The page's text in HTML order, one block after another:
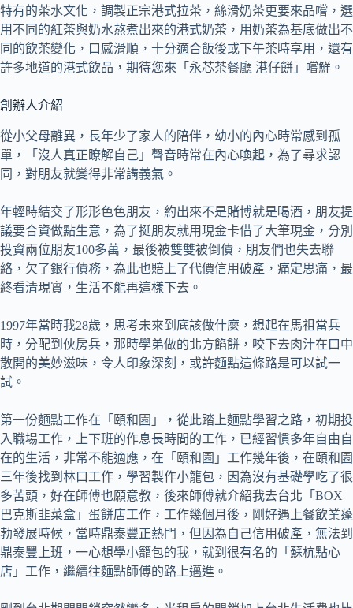
特有的茶水文化，調製正宗港式拉茶，絲滑奶茶更要來品嚐，選
用不同的紅茶與奶水熬煮出來的港式奶茶，用奶茶為基底做出不
同的飲茶變化，口感滑順，十分適合飯後或下午茶時享用，還有
許多地道的港式飲品，期待您來「永芯茶餐廳 港仔餅」嚐鮮。
創辦人介紹
從小父母離異，長年少了家人的陪伴，幼小的內心時常感到孤
單，「沒人真正瞭解自己」聲音時常在內心喚起，為了尋求認
同，對朋友就變得非常講義氣。
年輕時結交了形形色色朋友，約出來不是賭博就是喝酒，朋友提
議要合資做點生意，為了挺朋友就用現金卡借了大筆現金，分別
投資兩位朋友100多萬，最後被雙雙被倒債，朋友們也失去聯
絡，欠了銀行債務，為此也賠上了代價信用破產，痛定思痛，最
終看清現實，生活不能再這樣下去。
1997年當時我28歲，思考未來到底該做什麼，想起在馬祖當兵
時，分配到伙房兵，那時學弟做的北方餡餅，咬下去肉汁在口中
散開的美妙滋味，令人印象深刻，或許麵點這條路是可以試一
試。
第一份麵點工作在「頤和園」，從此踏上麵點學習之路，初期投
入職場工作，上下班的作息長時間的工作，已經習慣多年自由自
在的生活，非常不能適應，在「頤和園」工作幾年後，在頤和園
三年後找到林口工作，學習製作小籠包，因為沒有基礎學吃了很
多苦頭，好在師傅也願意教，後來師傅就介紹我去台北「BOX
巴克斯韭菜盒」蛋餅店工作，工作幾個月後，剛好遇上餐飲業蓬
勃發展時候，當時鼎泰豐正熱門，但因為自己信用破產，無法到
鼎泰豐上班，一心想學小籠包的我，就到很有名的「蘇杭點心
店」工作，繼續往麵點師傅的路上邁進。